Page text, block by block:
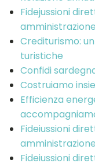
Fidejussioni
amministrazione
Crediturismo:
turistiche
Confidi
Costruiamo
Efficienza
Fideiussioni
amministrazione
Fideiussioni